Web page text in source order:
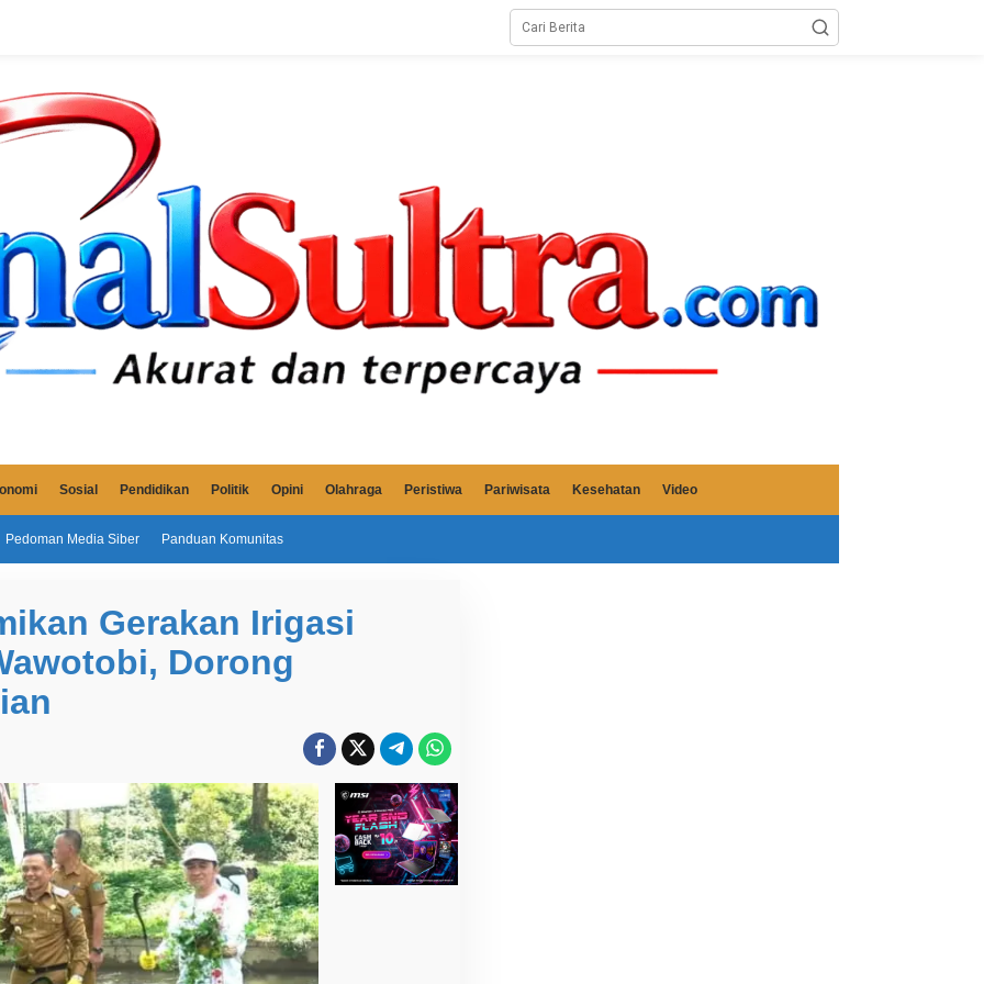
Sosial Pendidikan Politik Opini Olahraga Peristiwa Pariwisata Kesehatan Video
Pedoman Media Siber Panduan Komunitas
Gerakan Irigasi
Dorong